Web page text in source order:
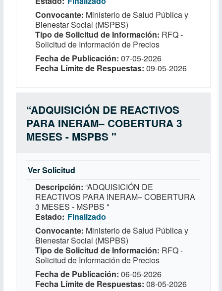
Convocante Ministerio de Salud Pública y
Bienestar Social (MSPBS)
Tipo de Solicitud de Información RFQ -
Solicitud de Información de Precios
Fecha de Publicación 07-05-2026
Fecha Límite de Respuestas 09-05-2026
“ADQUISICIÓN DE REACTIVOS
PARA INERAM– COBERTURA 3
MESES - MSPBS "
Ver Solicitud
Descripción “ADQUISICIÓN DE
REACTIVOS PARA INERAM– COBERTURA
3 MESES - MSPBS "
Estado Finalizado
Convocante Ministerio de Salud Pública y
Bienestar Social (MSPBS)
Tipo de Solicitud de Información RFQ -
Solicitud de Información de Precios
Fecha de Publicación 06-05-2026
Fecha Límite de Respuestas 08-05-2026